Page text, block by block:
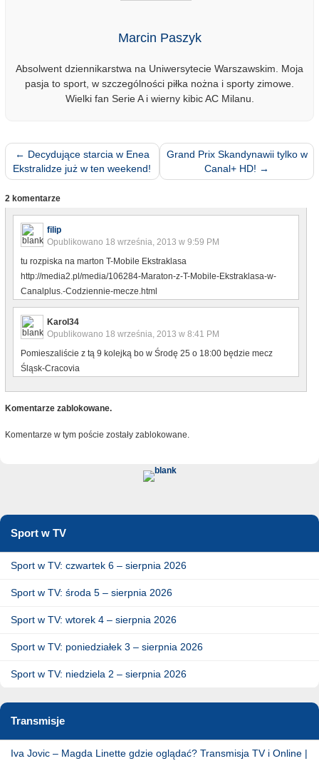
Marcin Paszyk
Absolwent dziennikarstwa na Uniwersytecie Warszawskim. Moja
pasja to sport, w szczególności piłka nożna i sporty zimowe.
Wielki fan Serie A i wierny kibic AC Milanu.
← Decydujące starcia w Enea
Ekstralidze już w ten weekend!
Grand Prix Skandynawii tylko w
Canal+ HD! →
2 komentarze
filip
Opublikowano 18 września, 2013 w 9:59 PM
tu rozpiska na marton T-Mobile Ekstraklasa
http://media2.pl/media/106284-Maraton-z-T-Mobile-Ekstraklasa-w-
Canalplus.-Codziennie-mecze.html
Karol34
Opublikowano 18 września, 2013 w 8:41 PM
Pomieszaliście z tą 9 kolejką bo w Środę 25 o 18:00 będzie mecz
Śląsk-Cracovia
Komentarze zablokowane.
Komentarze w tym poście zostały zablokowane.
Sport w TV
Sport w TV: czwartek 6 – sierpnia 2026
Sport w TV: środa 5 – sierpnia 2026
Sport w TV: wtorek 4 – sierpnia 2026
Sport w TV: poniedziałek 3 – sierpnia 2026
Sport w TV: niedziela 2 – sierpnia 2026
Transmisje
Iva Jovic – Magda Linette gdzie oglądać? Transmisja TV i Online |